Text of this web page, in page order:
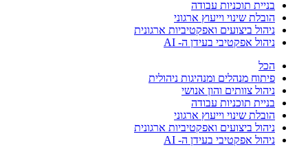
בניית תוכניות עבודה
הובלת שינוי וייעוץ ארגוני
ניהול ביצועים ואפקטיביות ארגונית
ניהול אפקטיבי בעידן ה- AI
הכל
פיתוח מנהלים ומנהיגות ניהולית
ניהול צוותים והון אנושי
בניית תוכניות עבודה
הובלת שינוי וייעוץ ארגוני
ניהול ביצועים ואפקטיביות ארגונית
ניהול אפקטיבי בעידן ה- AI